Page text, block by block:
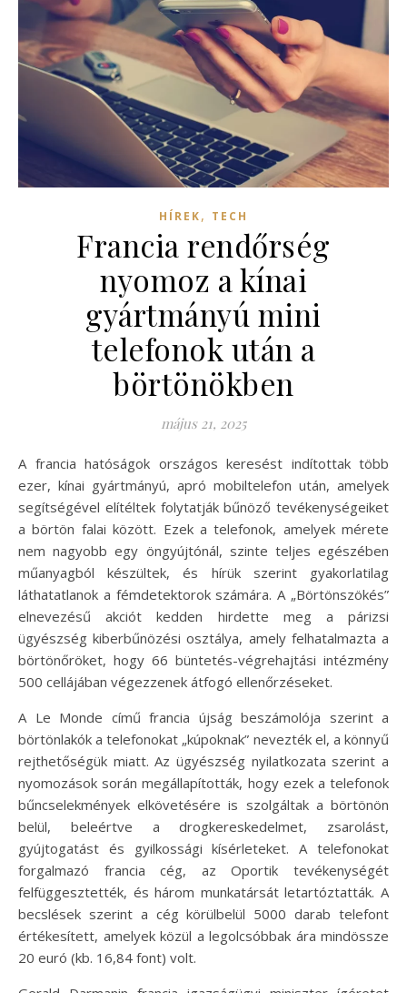
HÍREK, TECH
Francia rendőrség
nyomoz a kínai
gyártmányú mini
telefonok után a
börtönökben
május 21, 2025
A francia hatóságok országos keresést indítottak több
ezer, kínai gyártmányú, apró mobiltelefon után, amelyek
segítségével elítéltek folytatják bűnöző tevékenységeiket
a börtön falai között. Ezek a telefonok, amelyek mérete
nem nagyobb egy öngyújtónál, szinte teljes egészében
műanyagból készültek, és hírük szerint gyakorlatilag
láthatatlanok a fémdetektorok számára. A „Börtönszökés”
elnevezésű akciót kedden hirdette meg a párizsi
ügyészség kiberbűnözési osztálya, amely felhatalmazta a
börtönőröket, hogy 66 büntetés-végrehajtási intézmény
500 cellájában végezzenek átfogó ellenőrzéseket.
A Le Monde című francia újság beszámolója szerint a
börtönlakók a telefonokat „kúpoknak” nevezték el, a könnyű
rejthetőségük miatt. Az ügyészség nyilatkozata szerint a
nyomozások során megállapították, hogy ezek a telefonok
bűncselekmények elkövetésére is szolgáltak a börtönön
belül, beleértve a drogkereskedelmet, zsarolást,
gyújtogatást és gyilkossági kísérleteket. A telefonokat
forgalmazó francia cég, az Oportik tevékenységét
felfüggesztették, és három munkatársát letartóztatták. A
becslések szerint a cég körülbelül 5000 darab telefont
értékesített, amelyek közül a legolcsóbbak ára mindössze
20 euró (kb. 16,84 font) volt.